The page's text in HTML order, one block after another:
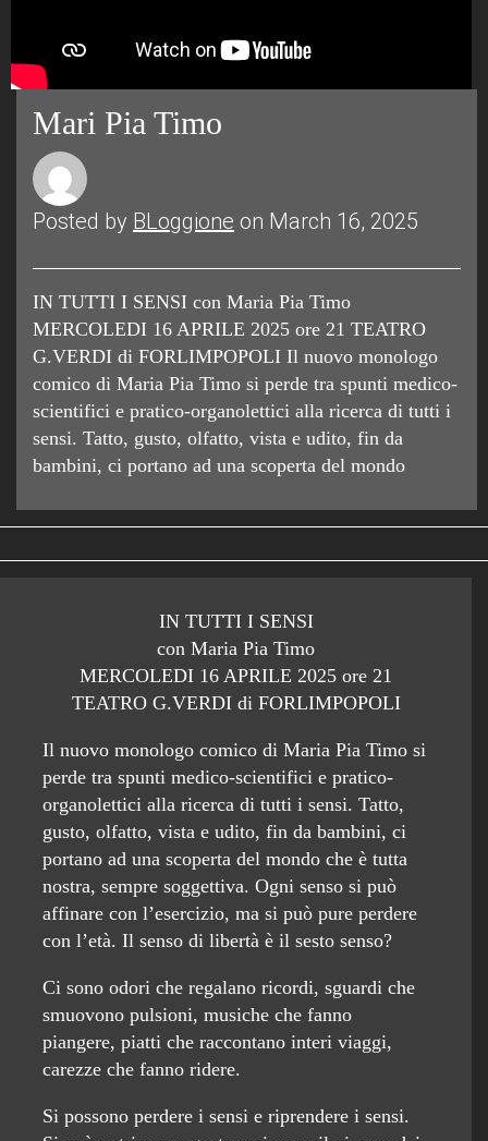
Mari Pia Timo
Posted by BLoggione on March 16, 2025
IN TUTTI I SENSI con Maria Pia Timo
MERCOLEDI 16 APRILE 2025 ore 21 TEATRO
G.VERDI di FORLIMPOPOLI Il nuovo monologo
comico di Maria Pia Timo si perde tra spunti medico-
scientifici e pratico-organolettici alla ricerca di tutti i
sensi. Tatto, gusto, olfatto, vista e udito, fin da
bambini, ci portano ad una scoperta del mondo
IN TUTTI I SENSI
con Maria Pia Timo
MERCOLEDI 16 APRILE 2025 ore 21
TEATRO G.VERDI di FORLIMPOPOLI
Il nuovo monologo comico di Maria Pia Timo si
perde tra spunti medico-scientifici e pratico-
organolettici alla ricerca di tutti i sensi. Tatto,
gusto, olfatto, vista e udito, fin da bambini, ci
portano ad una scoperta del mondo che è tutta
nostra, sempre soggettiva. Ogni senso si può
affinare con l’esercizio, ma si può pure perdere
con l’età. Il senso di libertà è il sesto senso?
Ci sono odori che regalano ricordi, sguardi che
smuovono pulsioni, musiche che fanno
piangere, piatti che raccontano interi viaggi,
carezze che fanno ridere.
Si possono perdere i sensi e riprendere i sensi.